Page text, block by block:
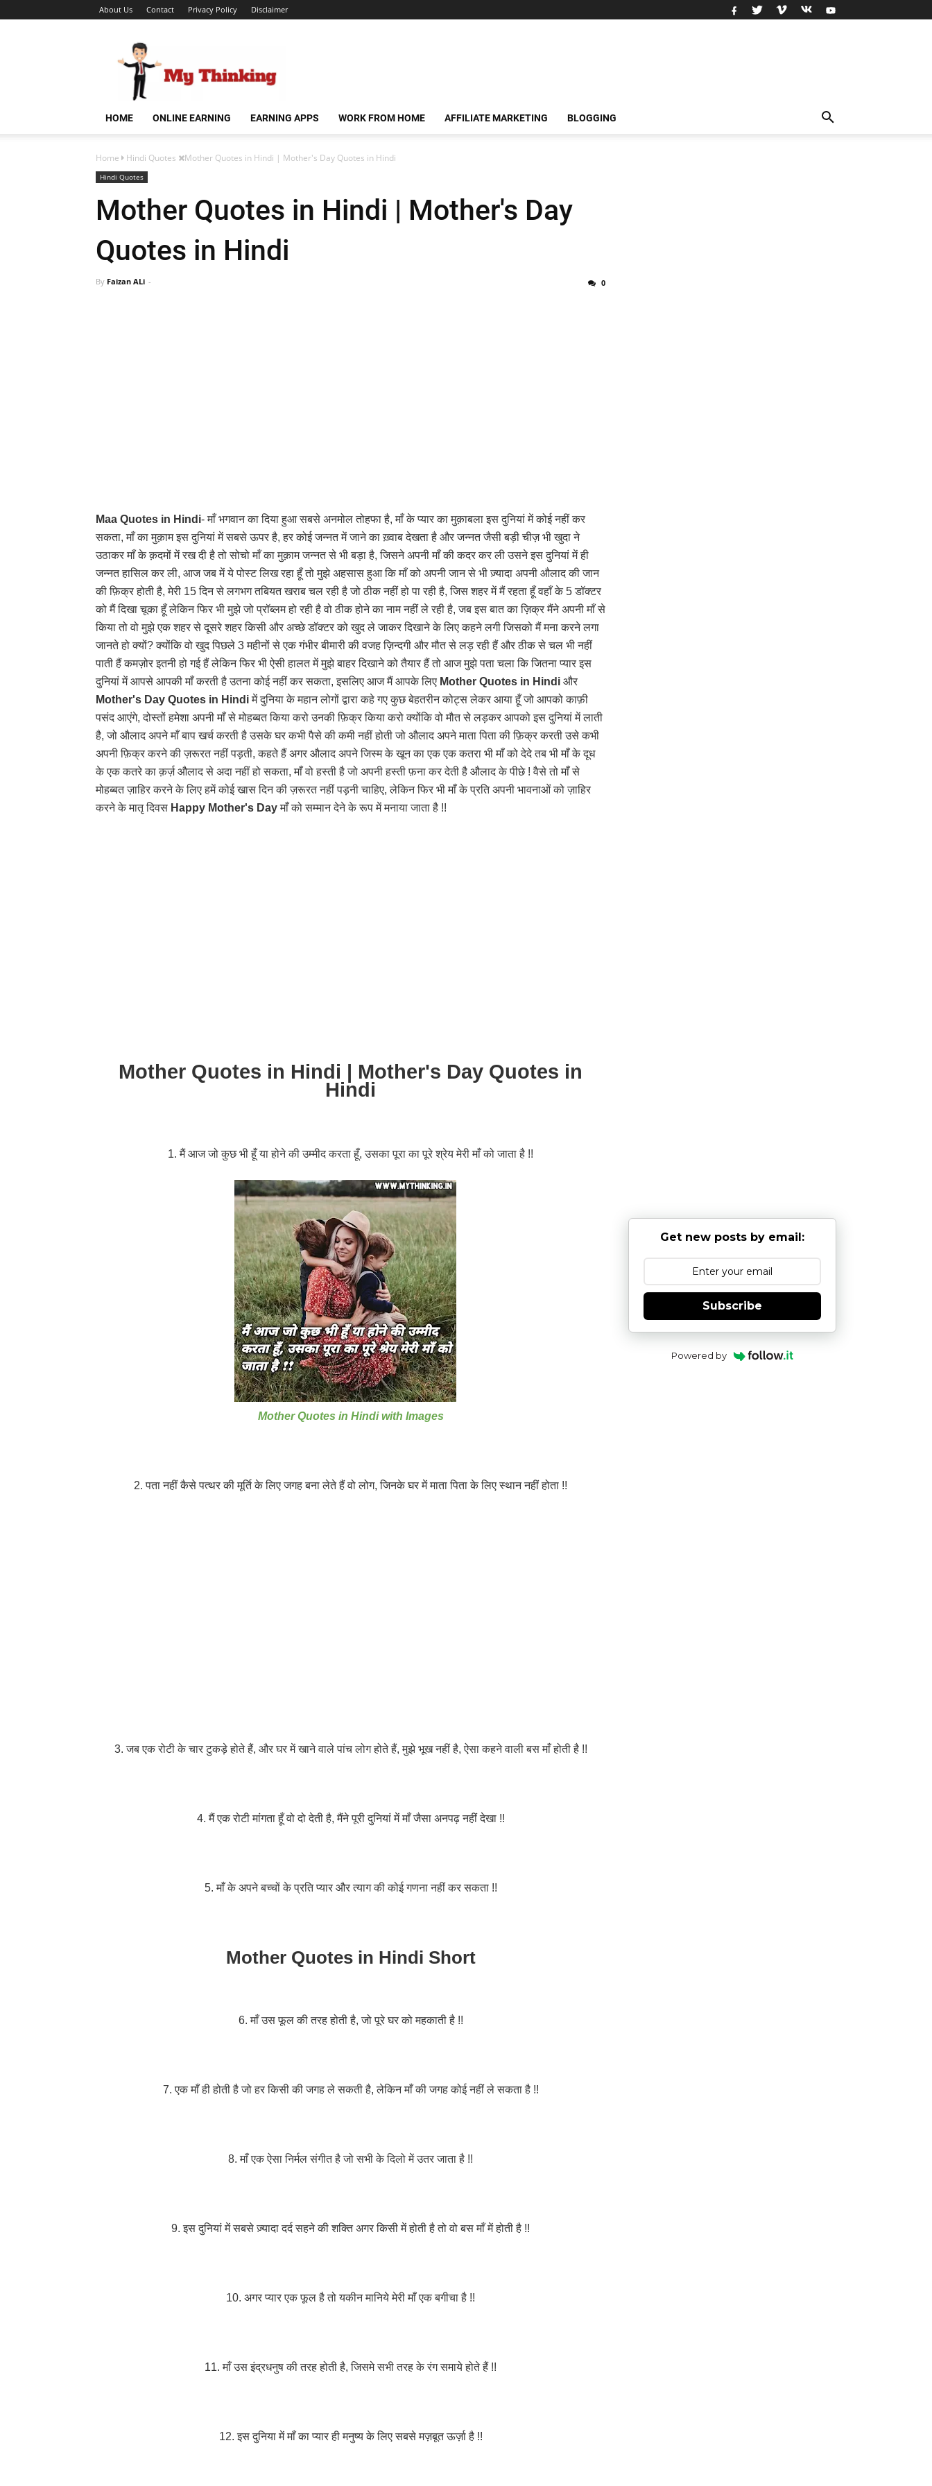
About Us Contact Privacy Policy Disclaimer
HOME ONLINE EARNING EARNING APPS WORK FROM HOME AFFILIATE MARKETING BLOGGING
Home Hindi Quotes Mother Quotes in Hindi | Mother's Day Quotes in Hindi
Hindi Quotes
Mother Quotes in Hindi | Mother's Day
Quotes in Hindi
By Faizan ALi 0
Maa Quotes in Hindi- माँ भगवान का दिया हुआ सबसे अनमोल तोहफा है, माँ के प्यार का मुक़ाबला इस दुनियां में कोई नहीं कर
सकता, माँ का मुक़ाम इस दुनियां में सबसे ऊपर है, हर कोई जन्नत में जाने का ख़्वाब देखता है और जन्नत जैसी बड़ी चीज़ भी खुदा ने
उठाकर माँ के क़दमों में रख दी है तो सोचो माँ का मुक़ाम जन्नत से भी बड़ा है, जिसने अपनी माँ की कदर कर ली उसने इस दुनियां में ही
जन्नत हासिल कर ली, आज जब में ये पोस्ट लिख रहा हूँ तो मुझे अहसास हुआ कि माँ को अपनी जान से भी ज़्यादा अपनी औलाद की जान
की फ़िक्र होती है, मेरी 15 दिन से लगभग तबियत खराब चल रही है जो ठीक नहीं हो पा रही है, जिस शहर में मैं रहता हूँ वहाँ के 5 डॉक्टर
को मैं दिखा चूका हूँ लेकिन फिर भी मुझे जो प्रॉब्लम हो रही है वो ठीक होने का नाम नहीं ले रही है, जब इस बात का ज़िक्र मैंने अपनी माँ से
किया तो वो मुझे एक शहर से दूसरे शहर किसी और अच्छे डॉक्टर को खुद ले जाकर दिखाने के लिए कहने लगी जिसको मैं मना करने लगा
जानते हो क्यों? क्योंकि वो खुद पिछले 3 महीनों से एक गंभीर बीमारी की वजह ज़िन्दगी और मौत से लड़ रही हैं और ठीक से चल भी नहीं
पाती हैं कमज़ोर इतनी हो गई हैं लेकिन फिर भी ऐसी हालत में मुझे बाहर दिखाने को तैयार हैं तो आज मुझे पता चला कि जितना प्यार इस
दुनियां में आपसे आपकी माँ करती है उतना कोई नहीं कर सकता, इसलिए आज मैं आपके लिए Mother Quotes in Hindi और
Mother's Day Quotes in Hindiमें दुनिया के महान लोगों द्वारा कहे गए कुछ बेहतरीन कोट्स लेकर आया हूँ जो आपको काफ़ी
पसंद आएंगे, दोस्तों हमेशा अपनी माँ से मोहब्बत किया करो उनकी फ़िक्र किया करो क्योंकि वो मौत से लड़कर आपको इस दुनियां में लाती
है, जो औलाद अपने माँ बाप खर्च करती है उसके घर कभी पैसे की कमी नहीं होती जो औलाद अपने माता पिता की फ़िक्र करती उसे कभी
अपनी फ़िक्र करने की ज़रूरत नहीं पड़ती, कहते हैं अगर औलाद अपने जिस्म के खून का एक एक कतरा भी माँ को देदे तब भी माँ के दूध
के एक कतरे का क़र्ज़ औलाद से अदा नहीं हो सकता, माँ वो हस्ती है जो अपनी हस्ती फ़ना कर देती है औलाद के पीछे ! वैसे तो माँ से
मोहब्बत ज़ाहिर करने के लिए हमें कोई खास दिन की ज़रूरत नहीं पड़नी चाहिए, लेकिन फिर भी माँ के प्रति अपनी भावनाओं को ज़ाहिर
करने के मातृ दिवस Happy Mother's Dayमाँ को सम्मान देने के रूप में मनाया जाता है !!
Mother Quotes in Hindi | Mother's Day Quotes in
Hindi
1. मैं आज जो कुछ भी हूँ या होने की उम्मीद करता हूँ, उसका पूरा का पूरे श्रेय मेरी माँ को जाता है !!
Mother Quotes in Hindi with Images
2. पता नहीं कैसे पत्थर की मूर्ति के लिए जगह बना लेते हैं वो लोग, जिनके घर में माता पिता के लिए स्थान नहीं होता !!
3. जब एक रोटी के चार टुकड़े होते हैं, और घर में खाने वाले पांच लोग होते हैं, मुझे भूख नहीं है, ऐसा कहने वाली बस माँ होती है !!
4. मैं एक रोटी मांगता हूँ वो दो देती है, मैंने पूरी दुनियां में माँ जैसा अनपढ़ नहीं देखा !!
5. माँ के अपने बच्चों के प्रति प्यार और त्याग की कोई गणना नहीं कर सकता !!
Mother Quotes in Hindi Short
6. माँ उस फूल की तरह होती है, जो पूरे घर को महकाती है !!
7. एक माँ ही होती है जो हर किसी की जगह ले सकती है, लेकिन माँ की जगह कोई नहीं ले सकता है !!
8. माँ एक ऐसा निर्मल संगीत है जो सभी के दिलो में उतर जाता है !!
9. इस दुनियां में सबसे ज़्यादा दर्द सहने की शक्ति अगर किसी में होती है तो वो बस माँ में होती है !!
10. अगर प्यार एक फूल है तो यकीन मानिये मेरी माँ एक बगीचा है !!
11. माँ उस इंद्रधनुष की तरह होती है, जिसमे सभी तरह के रंग समाये होते हैं !!
12. इस दुनिया में माँ का प्यार ही मनुष्य के लिए सबसे मज़बूत ऊर्ज़ा है !!
Get new posts by email:
Subscribe
Powered by